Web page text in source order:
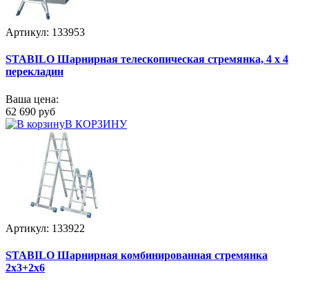
Артикул: 133953
STABILO Шарнирная телескопическая стремянка, 4 х 4
перекладин
Ваша цена:
62 690 руб
В КОРЗИНУ
Артикул: 133922
STABILO Шарнирная комбинированная стремянка
2x3+2x6